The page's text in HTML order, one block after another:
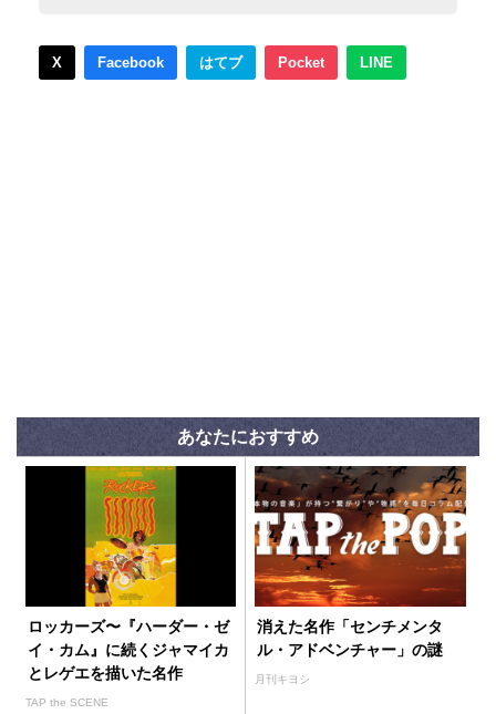
X Facebook はてブ Pocket LINE
あなたにおすすめ
ロッカーズ〜『ハーダー・ゼ
イ・カム』に続くジャマイカ
とレゲエを描いた名作
TAP the SCENE
消えた名作「センチメンタ
ル・アドベンチャー」の謎
月刊キヨシ